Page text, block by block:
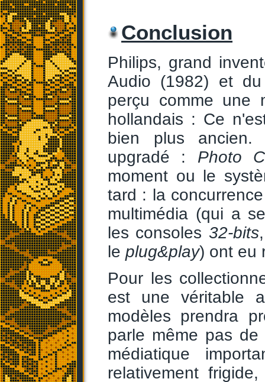
Conclusion
Philips, grand
Audio (1982) et
perçu comme une
hollandais : Ce
bien plus ancien.
upgradé : Photo
moment ou le
tard : la
multimédia (qui a
les consoles 32-bits
le plug&play) ont eu
Pour les
est une véritable
modèles prendra
parle même pas
médiatique
relativement